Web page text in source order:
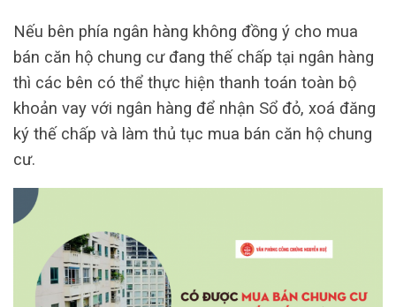
Nếu bên phía ngân hàng không đồng ý cho mua
bán căn hộ chung cư đang thế chấp tại ngân hàng
thì các bên có thể thực hiện thanh toán toàn bộ
khoản vay với ngân hàng để nhận Sổ đỏ, xoá đăng
ký thế chấp và làm thủ tục mua bán căn hộ chung
cư.